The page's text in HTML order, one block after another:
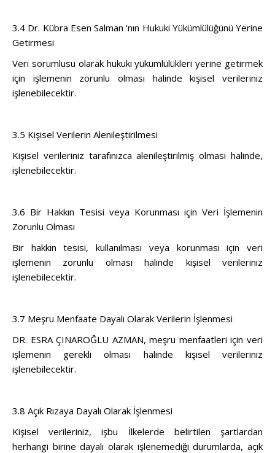
3.4 Dr. Kübra Esen Salman ‘nın Hukuki Yükümlülüğünü Yerine
Getirmesi
Veri sorumlusu olarak hukuki yükümlülükleri yerine getirmek
için işlemenin zorunlu olması halinde kişisel verileriniz
işlenebilecektir.
3.5 Kişisel Verilerin Alenileştirilmesi
Kişisel verileriniz tarafınızca alenileştirilmiş olması halinde,
işlenebilecektir.
3.6 Bir Hakkın Tesisi veya Korunması için Veri İşlemenin
Zorunlu Olması
Bir hakkın tesisi, kullanılması veya korunması için veri
işlemenin zorunlu olması halinde kişisel verileriniz
işlenebilecektir.
3.7 Meşru Menfaate Dayalı Olarak Verilerin İşlenmesi
DR. ESRA ÇINAROĞLU AZMAN, meşru menfaatleri için veri
işlemenin gerekli olması halinde kişisel verileriniz
işlenebilecektir.
3.8 Açık Rızaya Dayalı Olarak İşlenmesi
Kişisel verileriniz, işbu İlkelerde belirtilen şartlardan
herhangi birine dayalı olarak işlenemediği durumlarda, açık